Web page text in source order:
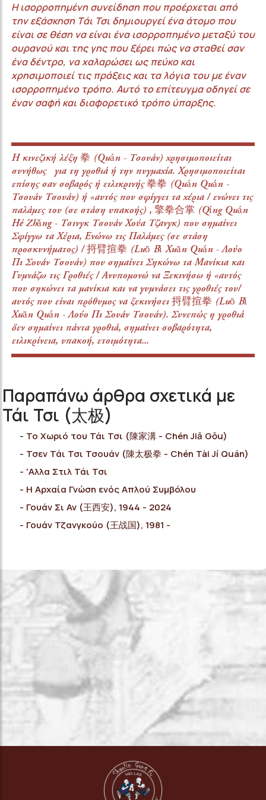
Η ισορροπημένη συνείδηση που προέρχεται από
την εξάσκηση Tάι Τσι δημιουργεί ένα άτομο που
είναι σε θέση να είναι ένα ισορροπημένο μεταξύ του
ουρανού και της γης που ξέρει πώς να σταθεί σαν
ένα δέντρο, να χαλαρώσει ως πεύκο και
χρησιμοποιεί τις πράξεις και τα λόγια του με έναν
ισορροπημένο τρόπο. Αυτό το επίτευγμα οδηγεί σε
έναν σαφή και διαφορετικό τρόπο ύπαρξης.
Η κινεζική λέξη 拳 (Quán - Τσουάν) χρησιμοποιείται
συνήθως για τη γροθιά ή την πυγμαχία. Χρησιμοποιείται
επίσης σαν σοβαρός ή ειλικρινής 拳拳 (Quán Quán -
Τσουάν Τσουάν) ή «αυτός που σφίγγει τα χέρια / ενώνει τις
παλάμες του (σε στάση υπακοής) , 擎拳合掌 (Qíng Quán
Hé Zhǎng - Τσινγκ Τσουάν Χούα Τζανγκ) που σημαίνει
Σφίγγω τα Χέρια, Ενώνω τις Παλάμες (σε στάση
προσκυνήματος) / 捋臂揎拳 (Luō Bì Xuān Quán - Λούο
Πι Σουάν Τσουάν) που σημαίνει Σηκώνω τα Μανίκια και
Γυμνάζω τις Γροθιές / Ανυπομονώ να Ξεκινήσω ή «αυτός
που σηκώνει τα μανίκια και να γυμνάσει τις γροθιές του/
αυτός που είναι πρόθυμος να ξεκινήσει 捋臂揎拳 (Luō Bì
Xuān Quán - Λούο Πι Σουάν Τσουάν). Συνεπώς η γροθιά
δεν σημαίνει πάντα γροθιά, σημαίνει σοβαρότητα,
ειλικρίνεια, υπακοή, ετοιμότητα...
Παραπάνω άρθρα σχετικά με
Τάι Τσι (太极)
Το Χωριό του Τάι Τσι (陳家溝 - Chén Jiā Gōu)
Τσεν Τάι Τσι Τσουάν (陳太极拳 - Chén Tài Jí Quán)
'Αλλα Στιλ Τάι Τσι
Η Αρχαία Γνώση ενός Απλού Συμβόλου
Γουάν Σι Αν (王西安), 1944 - 2024
Γουάν Τζανγκούο (王战国), 1981 -